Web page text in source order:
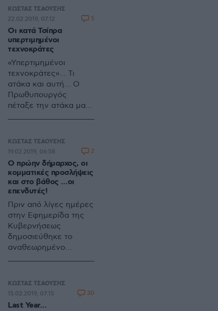
του πρόσφατης μικρής
ιστορικής διαδρομής;
Η απάντηση δεν είναι
ούτε απλή, ούτε
εύκολη.
ΚΩΣΤΑΣ ΤΣΑΟΥΣΗΣ
Οι κατά Τσίπρα
υπερτιμημένοι
τεχνοκράτες
«Υπερτιμημένοι
τεχνοκράτες»… Τι
ατάκα και αυτή… Ο
Πρωθυπουργός
πέταξε την ατάκα μαζί
αδυνατεί να
κατανοήσει με την
λογική ενός
γραμματέα
περιορισμένου
βεληνεκούς
νεολαιίστικης
οργάνωσης
περασμένων
δεκαετιών ποιος
μπορεί και αξίζει να
22.02.2019, 07:12 5
ΚΩΣΤΑΣ ΤΣΑΟΥΣΗΣ
Ο πρώην δήμαρχος, οι
κομματικές προσλήψεις
και στο βάθος …οι
επενδυτές!
Πριν από λίγες ημέρες
στην Εφημερίδα της
Κυβερνήσεως
δημοσιεύθηκε το
αναθεωρημένο
Αξιοποίησης του
ΤΑΙΠΕΔ όπως εκείνο
εγκρίθηκε από το
19.02.2019, 06:58 2
ΚΩΣΤΑΣ ΤΣΑΟΥΣΗΣ
Last Year…
15.02.2019, 07:15 30